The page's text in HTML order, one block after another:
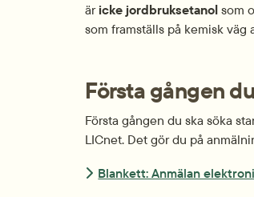
är icke jordbruksetanol som
som framställs på kemisk väg
Första gången
Första gången du ska söka
LICnet. Det gör du på
Blankett: Anmälan